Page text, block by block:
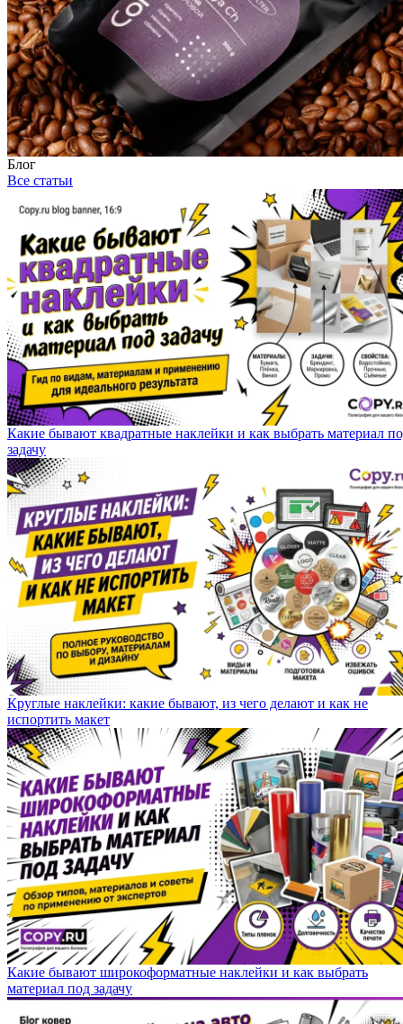
Блог
Все статьи
Какие бывают квадратные наклейки и как выбрать материал
задачу
Круглые наклейки: какие бывают, из чего делают и как не
испортить макет
Какие бывают широкоформатные наклейки и как выбрать
материал под задачу